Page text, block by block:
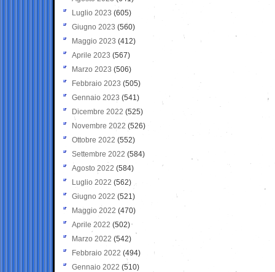
Luglio 2023 (605)
Giugno 2023 (560)
Maggio 2023 (412)
Aprile 2023 (567)
Marzo 2023 (506)
Febbraio 2023 (505)
Gennaio 2023 (541)
Dicembre 2022 (525)
Novembre 2022 (526)
Ottobre 2022 (552)
Settembre 2022 (584)
Agosto 2022 (584)
Luglio 2022 (562)
Giugno 2022 (521)
Maggio 2022 (470)
Aprile 2022 (502)
Marzo 2022 (542)
Febbraio 2022 (494)
Gennaio 2022 (510)